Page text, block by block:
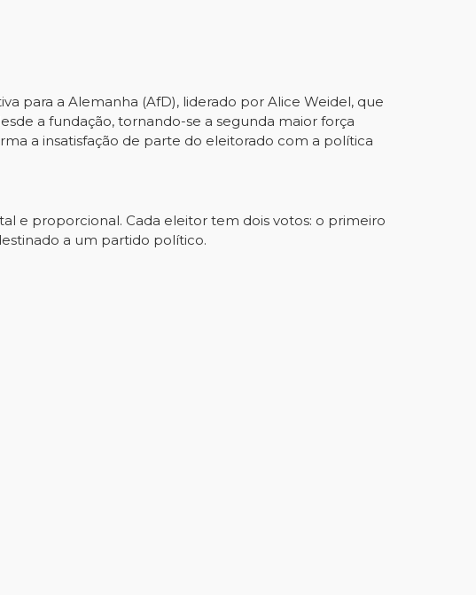
para a Alemanha (AfD), liderado por Alice Weidel, que
a fundação, tornando-se a segunda maior força
a insatisfação de parte do eleitorado com a política
e proporcional. Cada eleitor tem dois votos: o primeiro
a um partido político.